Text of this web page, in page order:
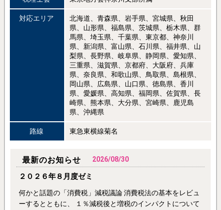
対応エリア
北海道、青森県、岩手県、宮城県、秋田
県、山形県、福島県、茨城県、栃木県、群
馬県、埼玉県、千葉県、東京都、神奈川
県、新潟県、富山県、石川県、福井県、山
梨県、長野県、岐阜県、静岡県、愛知県、
三重県、滋賀県、京都府、大阪府、兵庫
県、奈良県、和歌山県、鳥取県、島根県、
岡山県、広島県、山口県、徳島県、香川
県、愛媛県、高知県、福岡県、佐賀県、長
崎県、熊本県、大分県、宮崎県、鹿児島
県、沖縄県
路線 東急東横線菊名
最新のお知らせ 2026/08/30
２０２６年８月度ゼミ
何かと話題の「消費税」減税議論 消費税法の基本をレビュ
ーするとともに、 １％減税後と増税のインパクトについて